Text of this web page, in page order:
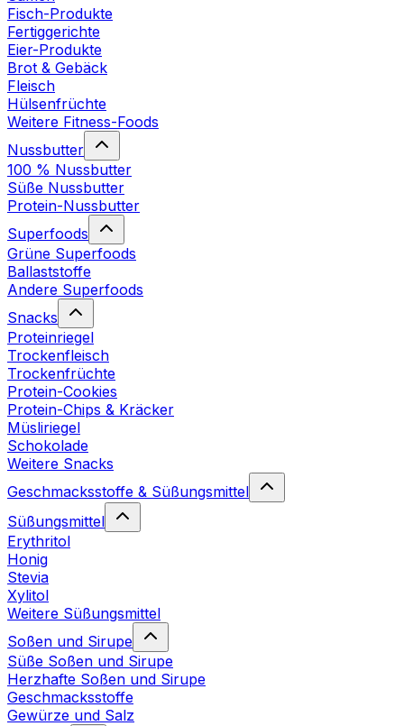
Fisch-Produkte
Fertiggerichte
Eier-Produkte
Brot & Gebäck
Fleisch
Hülsenfrüchte
Weitere Fitness-Foods
Nussbutter
100 % Nussbutter
Süße Nussbutter
Protein-Nussbutter
Superfoods
Grüne Superfoods
Ballaststoffe
Andere Superfoods
Snacks
Proteinriegel
Trockenfleisch
Trockenfrüchte
Protein-Cookies
Protein-Chips & Kräcker
Müsliriegel
Schokolade
Weitere Snacks
Geschmacksstoffe & Süßungsmittel
Süßungsmittel
Erythritol
Honig
Stevia
Xylitol
Weitere Süßungsmittel
Soßen und Sirupe
Süße Soßen und Sirupe
Herzhafte Soßen und Sirupe
Geschmacksstoffe
Gewürze und Salz